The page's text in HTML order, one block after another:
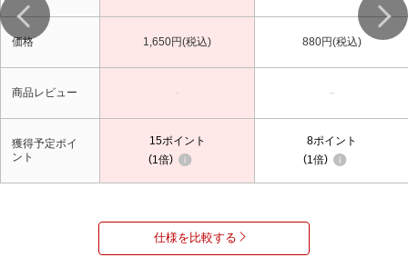
価格 1,650円(税込) 880円(税込)
商品レビュー - -
獲得予定ポイ
ント
15ポイント
1倍
8ポイント
1倍
仕様を比較する